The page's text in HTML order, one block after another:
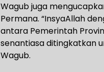
Wagub juga
Permana. “InsyaAllah
antara Pemerintah
senantiasa ditingkatkan
Wagub.